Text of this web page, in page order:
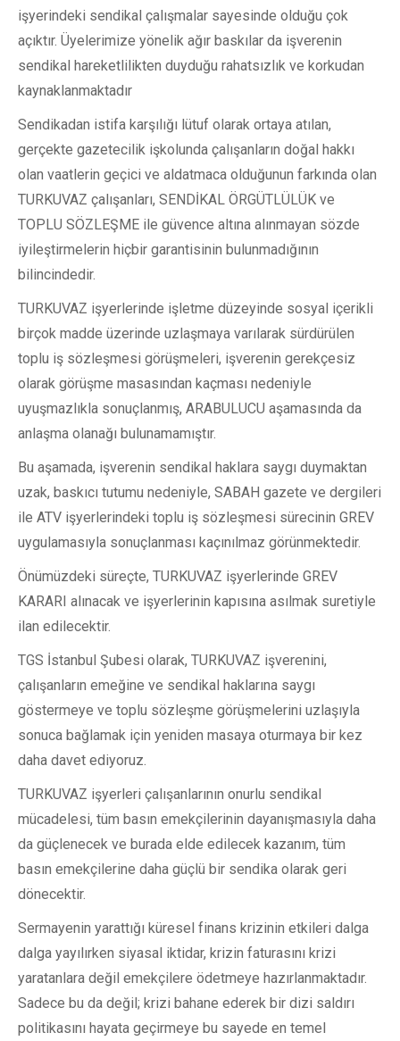
işyerindeki sendikal çalışmalar sayesinde olduğu çok
açıktır. Üyelerimize yönelik ağır baskılar da işverenin
sendikal hareketlilikten duyduğu rahatsızlık ve korkudan
kaynaklanmaktadır
Sendikadan istifa karşılığı lütuf olarak ortaya atılan,
gerçekte gazetecilik işkolunda çalışanların doğal hakkı
olan vaatlerin geçici ve aldatmaca olduğunun farkında olan
TURKUVAZ çalışanları, SENDİKAL ÖRGÜTLÜLÜK ve
TOPLU SÖZLEŞME ile güvence altına alınmayan sözde
iyileştirmelerin hiçbir garantisinin bulunmadığının
bilincindedir.
TURKUVAZ işyerlerinde işletme düzeyinde sosyal içerikli
birçok madde üzerinde uzlaşmaya varılarak sürdürülen
toplu iş sözleşmesi görüşmeleri, işverenin gerekçesiz
olarak görüşme masasından kaçması nedeniyle
uyuşmazlıkla sonuçlanmış, ARABULUCU aşamasında da
anlaşma olanağı bulunamamıştır.
Bu aşamada, işverenin sendikal haklara saygı duymaktan
uzak, baskıcı tutumu nedeniyle, SABAH gazete ve dergileri
ile ATV işyerlerindeki toplu iş sözleşmesi sürecinin GREV
uygulamasıyla sonuçlanması kaçınılmaz görünmektedir.
Önümüzdeki süreçte, TURKUVAZ işyerlerinde GREV
KARARI alınacak ve işyerlerinin kapısına asılmak suretiyle
ilan edilecektir.
TGS İstanbul Şubesi olarak, TURKUVAZ işverenini,
çalışanların emeğine ve sendikal haklarına saygı
göstermeye ve toplu sözleşme görüşmelerini uzlaşıyla
sonuca bağlamak için yeniden masaya oturmaya bir kez
daha davet ediyoruz.
TURKUVAZ işyerleri çalışanlarının onurlu sendikal
mücadelesi, tüm basın emekçilerinin dayanışmasıyla daha
da güçlenecek ve burada elde edilecek kazanım, tüm
basın emekçilerine daha güçlü bir sendika olarak geri
dönecektir.
Sermayenin yarattığı küresel finans krizinin etkileri dalga
dalga yayılırken siyasal iktidar, krizin faturasını krizi
yaratanlara değil emekçilere ödetmeye hazırlanmaktadır.
Sadece bu da değil; krizi bahane ederek bir dizi saldırı
politikasını hayata geçirmeye bu sayede en temel